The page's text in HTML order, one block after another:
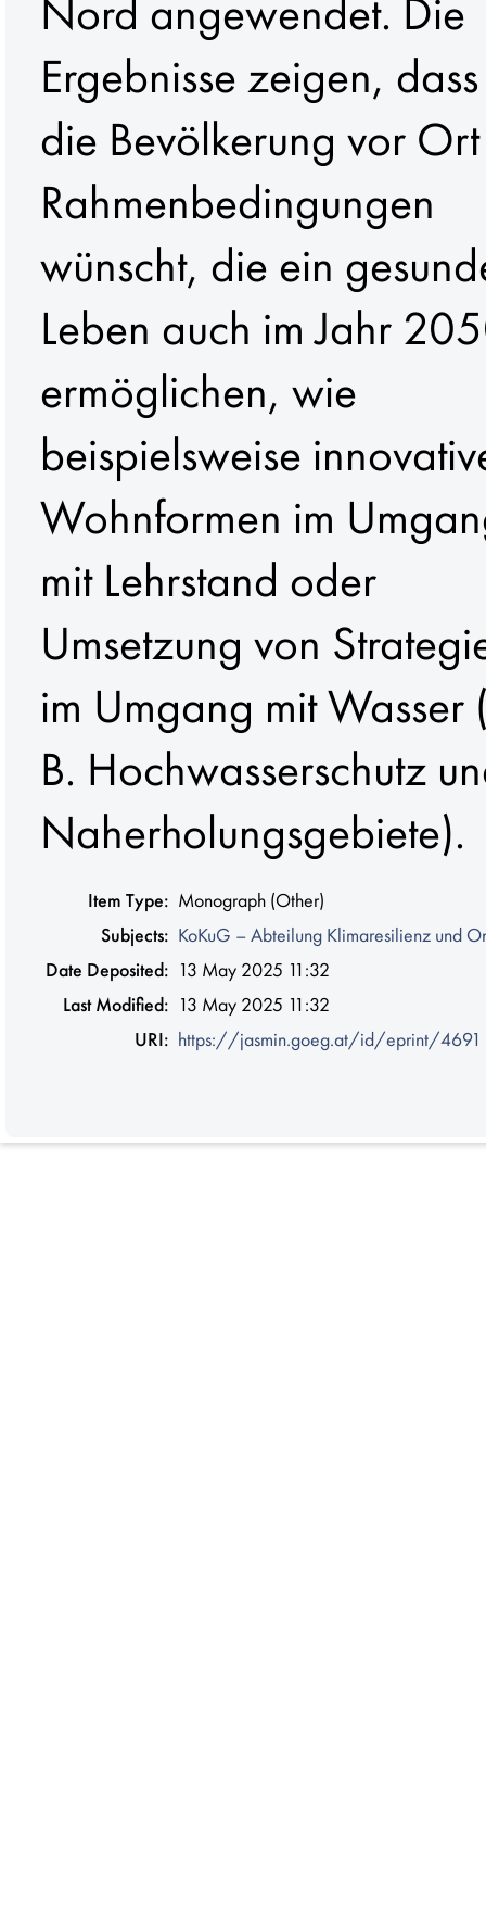
Nord angewendet. Die
Ergebnisse zeigen,
die Bevölkerung vor Ort
Rahmenbedingungen
wünscht, die ein
Leben auch im Jahr
ermöglichen, wie
beispielsweise
Wohnformen im
mit Lehrstand oder
Umsetzung von
im Umgang mit Wasser
B. Hochwasserschutz
Naherholungsgebiete).
Item Type: Monograph (Other)
Subjects: KoKuG – Abteilung Klimaresilienz und
Date Deposited: 13 May 2025 11:32
Last Modified: 13 May 2025 11:32
URI: https://jasmin.goeg.at/id/eprint/4691